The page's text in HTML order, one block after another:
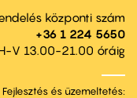
központi szám
+36 1 224 5650
V 13.00-21.00 óráig
Fejlesztés és üzemeltetés: